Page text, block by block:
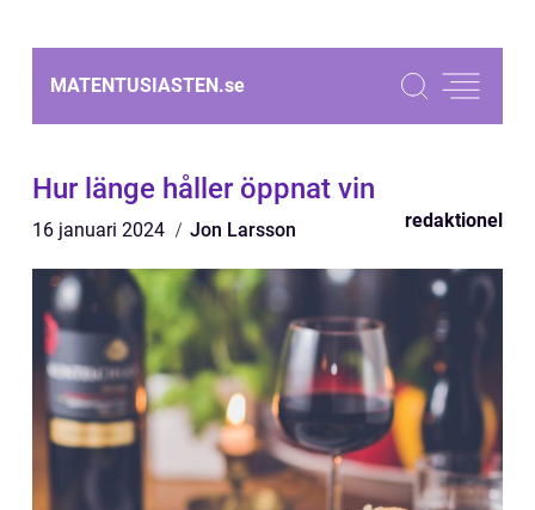
MATENTUSIASTEN.se
Hur länge håller öppnat vin
16 januari 2024 Jon Larsson redaktionel